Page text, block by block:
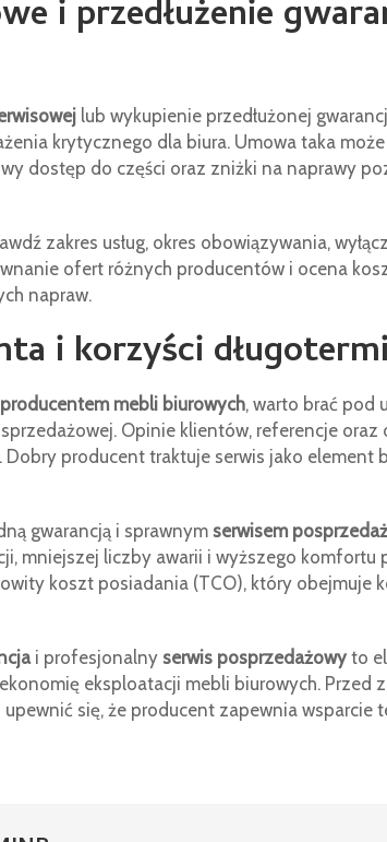
i przedłużenie
lub wykupienie przedłużonej
krytycznego dla biura. Umowa taka
dostęp do części oraz zniżki na naprawy
zakres usług, okres obowiązywania,
ofert różnych producentów i ocena
napraw.
i korzyści
producentem mebli biurowych, warto brać pod
Opinie klientów, referencje
producent traktuje serwis jako element
gwarancją i sprawnym serwisem
mniejszej liczby awarii i wyższego komfortu
koszt posiadania (TCO), który obejmuje
i profesjonalny serwis posprzedażowy to
eksploatacji mebli biurowych. Przed
się, że producent zapewnia wsparcie